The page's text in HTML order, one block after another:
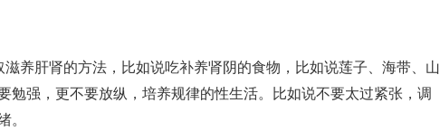
养肝肾的方法，比如说吃补养肾阴的食物，比如说莲子、海带、山
勉强，更不要放纵，培养规律的性生活。比如说不要太过紧张，调
。